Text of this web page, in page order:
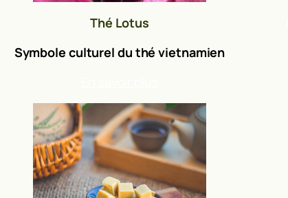
Thé Lotus
Symbole culturel du thé vietnamien